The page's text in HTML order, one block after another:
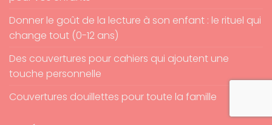
Donner le goût de la lecture à son enfant : le rituel qui
change tout (0-12 ans)
Des couvertures pour cahiers qui ajoutent une
touche personnelle
Couvertures douillettes pour toute la famille